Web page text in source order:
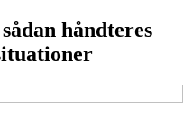
håndteres